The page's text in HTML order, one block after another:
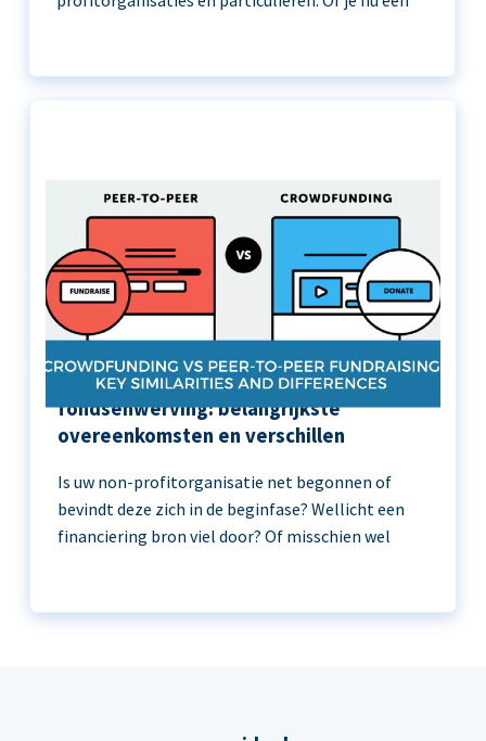
Crowdfunding versus peer-to-peer
fondsenwerving: belangrijkste
overeenkomsten en verschillen
Is uw non-profitorganisatie net begonnen of
bevindt deze zich in de beginfase? Wellicht een
financiering bron viel door? Of misschien wel